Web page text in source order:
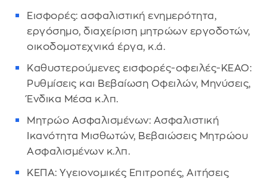
Εισφορές: ασφαλιστική ενημερότητα,
εργόσημο, διαχείριση μητρώων εργοδοτών,
οικοδομοτεχνικά έργα, κ.ά.
Καθυστερούμενες εισφορές-οφειλές-ΚΕΑΟ:
Ρυθμίσεις και Βεβαίωση Οφειλών, Μηνύσεις,
Ένδικα Μέσα κ.λπ.
Μητρώο Ασφαλισμένων: Ασφαλιστική
Ικανότητα Μισθωτών, Βεβαιώσεις Μητρώου
Ασφαλισμένων κ.λπ.
ΚΕΠΑ: Υγειονομικές Επιτροπές, Αιτήσεις